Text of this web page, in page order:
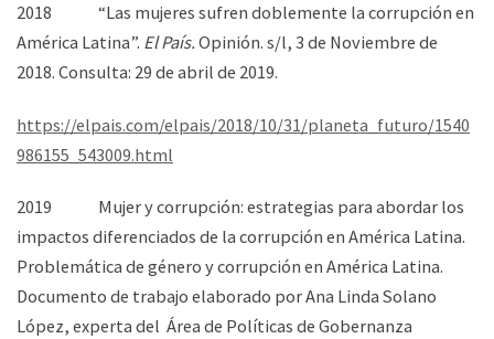
2018 “Las mujeres sufren doblemente la corrupción en
América Latina”. El País.Opinión. s/l, 3 de Noviembre de
2018. Consulta: 29 de abril de 2019.
https://elpais.com/elpais/2018/10/31/planeta_futuro/1540
986155_543009.html
2019 Mujer y corrupción: estrategias para abordar los
impactos diferenciados de la corrupción en América Latina.
Problemática de género y corrupción en América Latina.
Documento de trabajo elaborado por Ana Linda Solano
López, experta del Área de Políticas de Gobernanza